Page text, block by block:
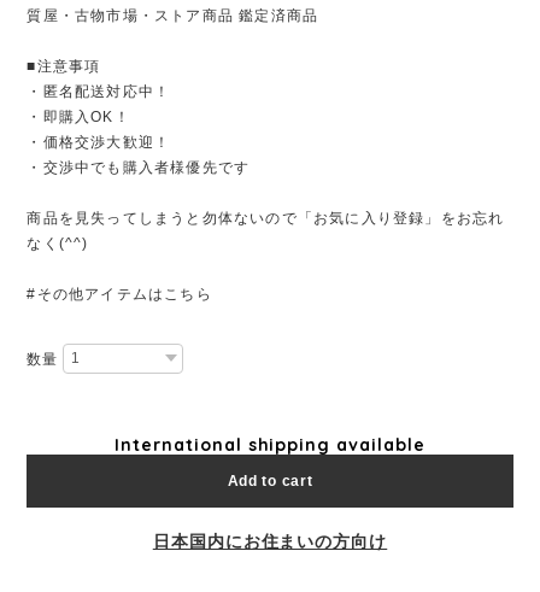
質屋・古物市場・ストア商品 鑑定済商品
■注意事項
・匿名配送対応中！
・即購入OK！
・価格交渉大歓迎！
・交渉中でも購入者様優先です
商品を見失ってしまうと勿体ないので「お気に入り登録」をお忘れ
なく(^^)
#その他アイテムはこちら
数量
International shipping available
Add to cart
日本国内にお住まいの方向け